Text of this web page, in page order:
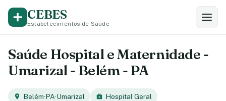
CEBES
Estabelecimentos de Saúde
Saúde Hospital e Maternidade -
Umarizal - Belém - PA
Belém·PA·Umarizal
Hospital Geral